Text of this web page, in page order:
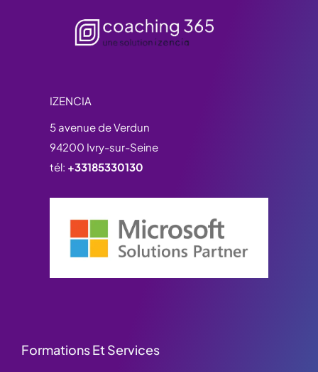
IZENCIA
5 avenue de Verdun
94200 Ivry-sur-Seine
tél: +33185330130
Formations Et Services